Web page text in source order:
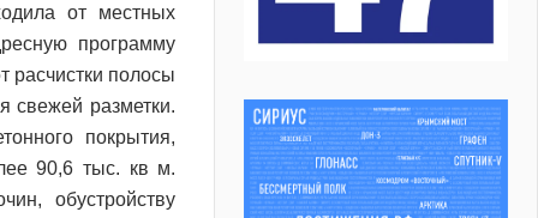
от местных
программу
расчистки полосы
свежей разметки.
покрытия,
90,6 тыс. кв м.
обустройству